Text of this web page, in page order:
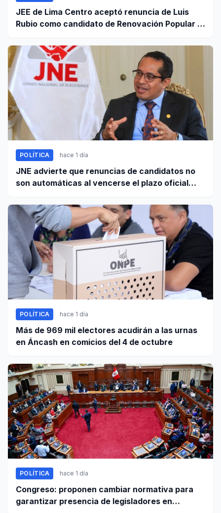
JEE de Lima Centro aceptó renuncia de Luis
Rubio como candidato de Renovación Popular a
POLÍTICA hace 1 día
JNE advierte que renuncias de candidatos no
son automáticas al vencerse el plazo oficial
POLÍTICA hace 1 día
Más de 969 mil electores acudirán a las urnas
en Áncash en comicios del 4 de octubre
POLÍTICA hace 1 día
Congreso: proponen cambiar normativa para
garantizar presencia de legisladores en